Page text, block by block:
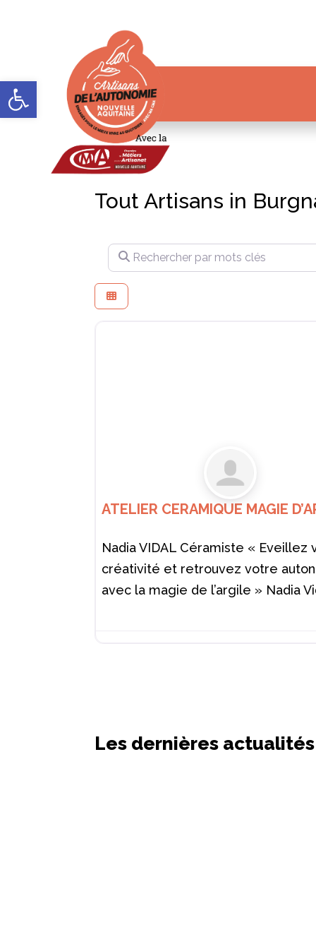
Tout Artisans in
Rechercher par mots clés
ATELIER CERAMIQUE MAGIE
Nadia VIDAL Céramiste « Eveillez
créativité et retrouvez votre
avec la magie de l’argile » Nadia
Les dernières actualités
Ouvrir la barre d’outils